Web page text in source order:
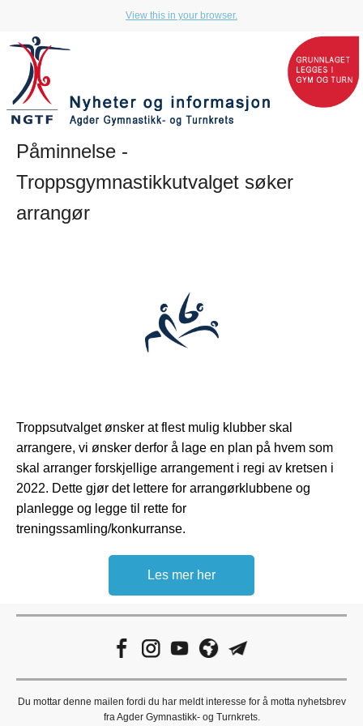
View this in your browser.
Påminnelse -
Troppsgymnastikkutvalget søker
arrangør
Troppsutvalget ønsker at flest mulig klubber skal
arrangere, vi ønsker derfor å lage en plan på hvem som
skal arranger forskjellige arrangement i regi av kretsen i
2022. Dette gjør det lettere for arrangørklubbene og
planlegge og legge til rette for
treningssamling/konkurranse.
Les mer her
Du mottar denne mailen fordi du har meldt interesse for å motta nyhetsbrev
fra Agder Gymnastikk- og Turnkrets.